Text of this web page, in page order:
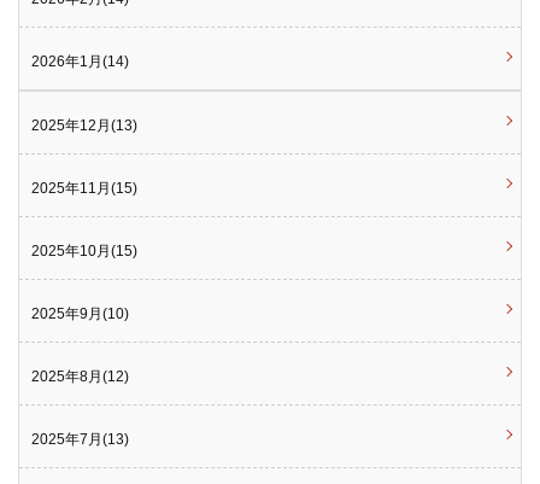
2026年1月(14)
2025年12月(13)
2025年11月(15)
2025年10月(15)
2025年9月(10)
2025年8月(12)
2025年7月(13)